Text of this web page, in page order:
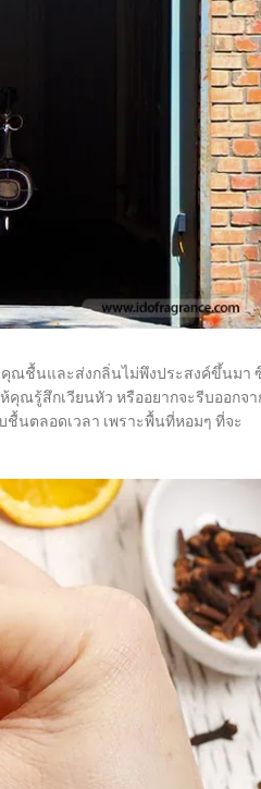
คุณชื้นและส่งกลิ่นไม่พึงประสงค์ขึ้นมา
ณรู้สึกเวียนหัว หรืออยากจะรีบออกจา
นตลอดเวลา เพราะพื้นที่หอมๆ ที่จะ